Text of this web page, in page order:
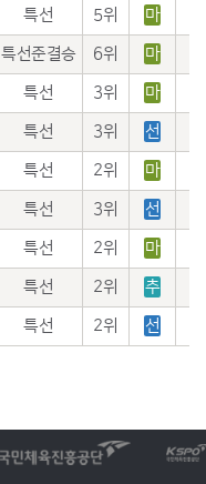
특선 5위 마
특선준결승 6위 마
특선 3위 마
특선 3위 선
특선 2위 마
특선 3위 선
특선 2위 마
특선 2위 추
특선 2위 선